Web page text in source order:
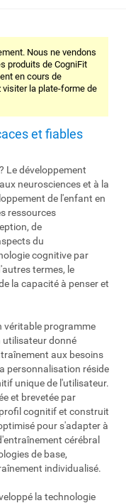
Nous ne vendons
produits de CogniFit
en cours de
visiter la plate-forme de
et fiables
Le développement
neurosciences et à la
de l'enfant en
ressources
de
du
cognitive par
termes, le
la capacité à penser et
véritable programme
utilisateur donné
aux besoins
personnalisation réside
unique de l'utilisateur.
et brevetée par
cognitif et construit
pour s'adapter à
cérébral
de base,
individualisé.
la technologie